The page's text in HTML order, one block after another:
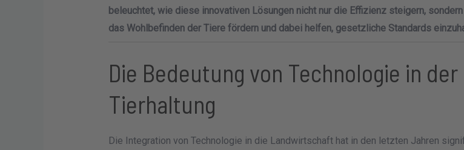
beleuchtet, wie diese innovativen Lösungen nicht nur die Effizienz steigern, sondern
das Wohlbefinden der Tiere fördern und dabei helfen, gesetzliche Standards
Die Bedeutung von Technologie in der
Tierhaltung
Die Integration von Technologie in die Landwirtschaft hat in den letzten Jahren